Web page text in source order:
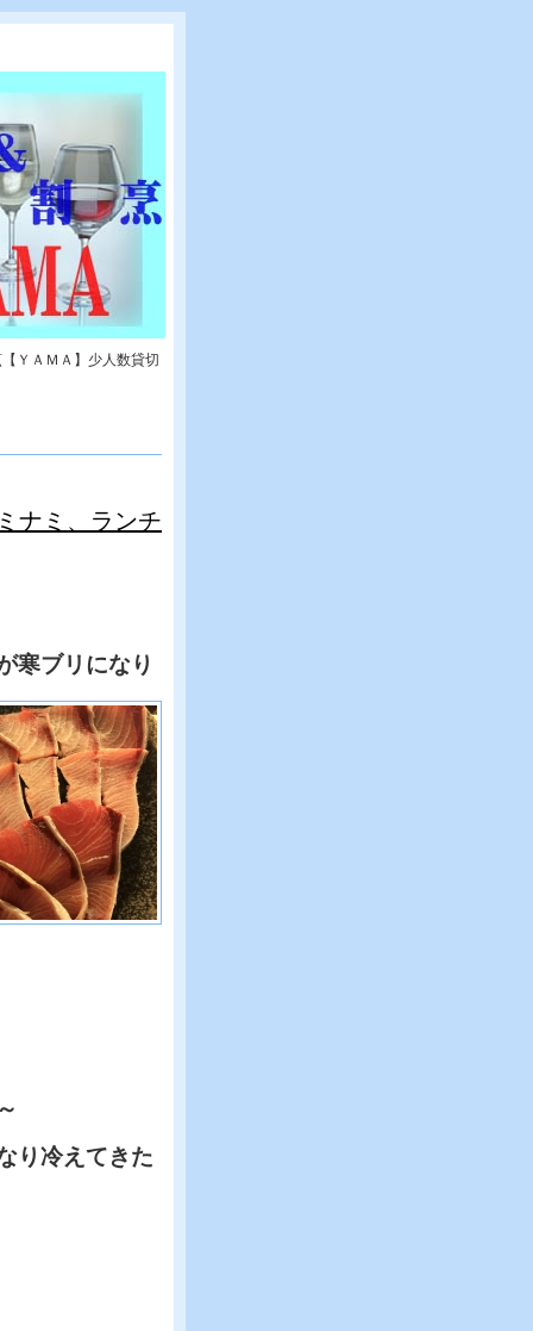
ＹＡＭＡ】少人数貸切
ナミ、ランチ
寒ブリになり
り冷えてきた